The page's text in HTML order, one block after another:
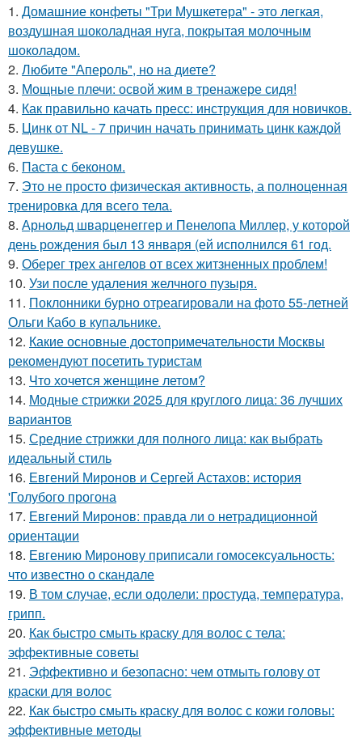
1. Домашние конфеты "Три Мушкетера" - это легкая,
воздушная шоколадная нуга, покрытая молочным
шоколадом.
2. Любите "Апероль", но на диете?
3. Мощные плечи: освой жим в тренажере сидя!
4. Как правильно качать пресс: инструкция для новичков.
5. Цинк от NL - 7 причин начать принимать цинк каждой
девушке.
6. Паста с беконом.
7. Это не просто физическая активность, а полноценная
тренировка для всего тела.
8. Арнольд шварценеггер и Пенелопа Миллер, у которой
день рождения был 13 января (ей исполнился 61 год.
9. Оберег трех ангелов от всех житзненных проблем!
10. Узи после удаления желчного пузыря.
11. Поклонники бурно отреагировали на фото 55-летней
Ольги Кабо в купальнике.
12. Какие основные достопримечательности Москвы
рекомендуют посетить туристам
13. Что хочется женщине летом?
14. Модные стрижки 2025 для круглого лица: 36 лучших
вариантов
15. Средние стрижки для полного лица: как выбрать
идеальный стиль
16. Евгений Миронов и Сергей Астахов: история
'Голубого прогона
17. Евгений Миронов: правда ли о нетрадиционной
ориентации
18. Евгению Миронову приписали гомосексуальность:
что известно о скандале
19. В том случае, если одолели: простуда, температура,
грипп.
20. Как быстро смыть краску для волос с тела:
эффективные советы
21. Эффективно и безопасно: чем отмыть голову от
краски для волос
22. Как быстро смыть краску для волос с кожи головы:
эффективные методы